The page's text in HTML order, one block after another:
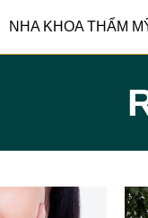
NHA KHOA THẨM